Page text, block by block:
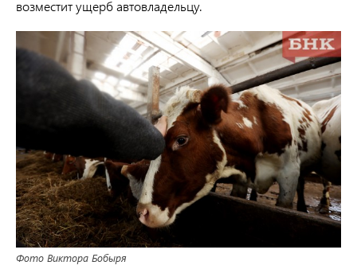
возместит ущерб автовладельцу.
Фото Виктора Бобыря